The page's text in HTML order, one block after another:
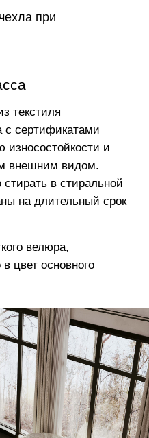
Оксфорда
элитных
с учетом
легко
отличаются